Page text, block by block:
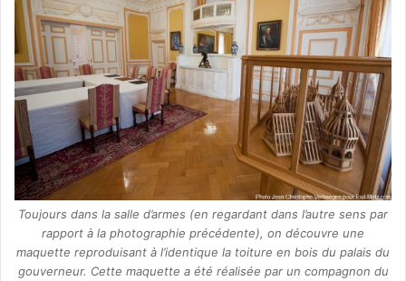
Toujours dans la salle d’armes (en regardant dans l’autre sens par
rapport à la photographie précédente), on découvre une
maquette reproduisant à l’identique la toiture en bois du palais du
gouverneur. Cette maquette a été réalisée par un compagnon du